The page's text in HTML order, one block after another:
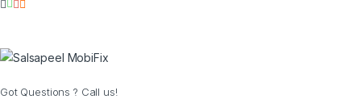
Got Questions ? Call us!